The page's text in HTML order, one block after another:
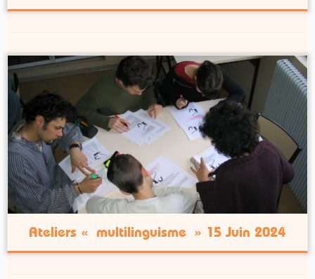
Ateliers « multilinguisme » 15 Juin 2024